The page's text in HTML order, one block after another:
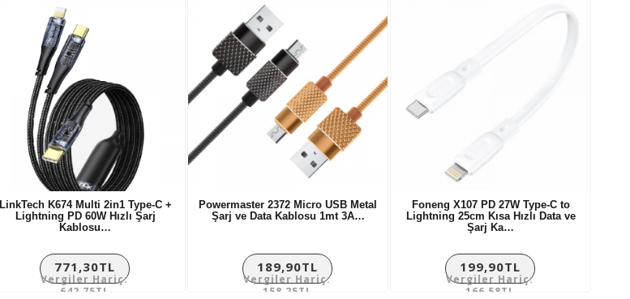
LinkTech K674 Multi 2in1 Type-C +
Lightning PD 60W Hızlı Şarj
Kablosu…
771,30TL
Vergiler Hariç:
642,75TL
Powermaster 2372 Micro USB Metal
Şarj ve Data Kablosu 1mt 3A…
189,90TL
Vergiler Hariç:
158,25TL
Foneng X107 PD 27W Type-C to
Lightning 25cm Kısa Hızlı Data ve
Şarj Ka…
199,90TL
Vergiler Hariç:
166,58TL